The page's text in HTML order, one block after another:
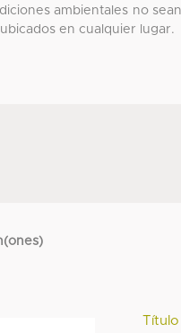
ambientales no
en cualquier lugar.
Título